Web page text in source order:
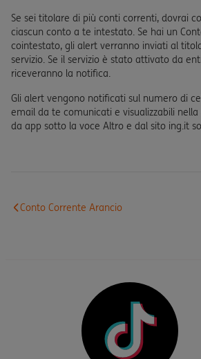
Se sei titolare di più conti correnti, dovrai
ciascun conto a te intestato. Se hai un
cointestato, gli alert verranno inviati al
servizio. Se il servizio è stato attivato da
riceveranno la notifica.
Gli alert vengono notificati sul numero di
email da te comunicati e visualizzabili nella
da app sotto la voce Altro e dal sito ing.it
Conto Corrente Arancio